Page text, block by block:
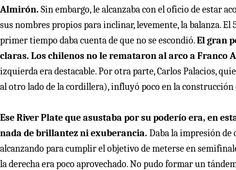
Almirón. Sin embargo, le alcanzaba con el oficio de estar
sus nombres propios para inclinar, levemente, la balanza.
primer tiempo daba cuenta de que no se escondió.El gran
claras. Los chilenos no le remataron al arco a Franco
izquierda era destacable. Por otra parte, Carlos Palacios,
al otro lado de la cordillera), influyó poco en la construcción
Ese River Plate que asustaba por su poderío era, en
nada de brillantez ni exuberancia. Daba la impresión de
alcanzando para cumplir el objetivo de meterse en
la derecha era poco aprovechado. No pudo formar un